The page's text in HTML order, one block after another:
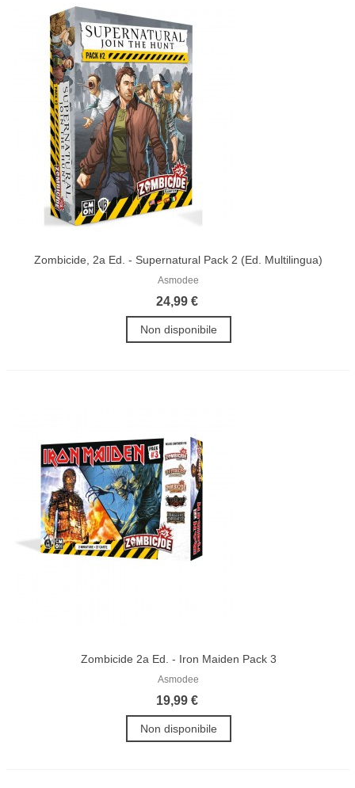
Zombicide, 2a Ed. - Supernatural Pack 2 (Ed. Multilingua)
Asmodee
24,99 €
Non disponibile
Zombicide 2a Ed. - Iron Maiden Pack 3
Asmodee
19,99 €
Non disponibile